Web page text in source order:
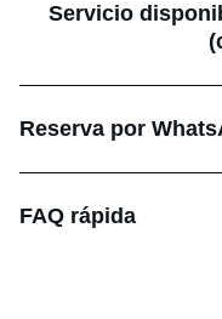
Servicio
Reserva por
FAQ rápida